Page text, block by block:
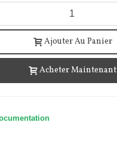
Ajouter Au Panier
Acheter Maintenant